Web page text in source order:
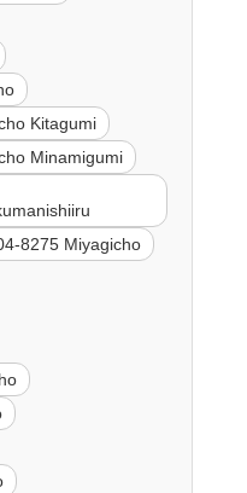
Kitagumi
Minamigumi
8275 Miyagicho